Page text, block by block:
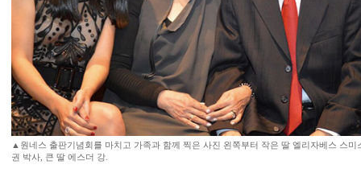
▲원네스 출판기념회를 마치고 가족과 함께 찍은 사진 왼쪽부터 작은 딸 엘리자베스 스미
권 박사, 큰 딸 에스더 강.